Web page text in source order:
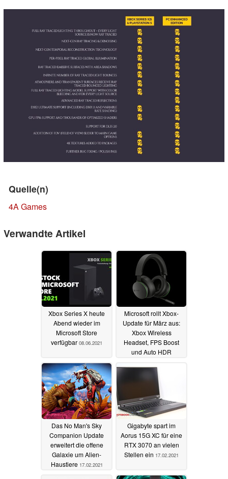
Quelle(n)
4A Games
Verwandte Artikel
Xbox Series X heute
Abend wieder im
Microsoft Store
verfügbar 08.06.2021
Microsoft rollt Xbox-
Update für März aus:
Xbox Wireless
Headset, FPS Boost
und Auto HDR
Das No Man's Sky
Companion Update
erweitert die offene
Galaxie um Alien-
Haustiere 17.02.2021
Gigabyte spart im
Aorus 15G XC für eine
RTX 3070 an vielen
Stellen ein 17.02.2021